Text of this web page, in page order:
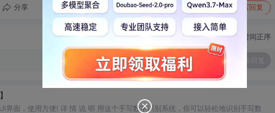
分享 转发到动态 举报 写回复
切换为时间正序
界面，使用方便! 详 情 说 明 用这个手写数字识别系统，你可以轻松地识别手写数